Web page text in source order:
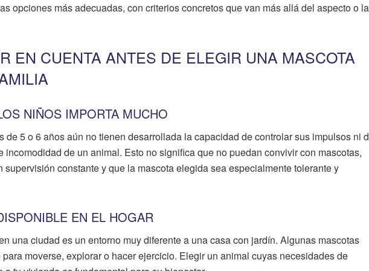
opciones más adecuadas, con criterios concretos que van más allá del aspecto o la
EN CUENTA ANTES DE ELEGIR UNA MASCOTA
NIÑOS IMPORTA MUCHO
de 5 o 6 años aún no tienen desarrollada la capacidad de controlar sus impulsos ni
incomodidad de un animal. Esto no significa que no puedan convivir con mascotas,
supervisión constante y que la mascota elegida sea especialmente tolerante y
EN EL HOGAR
una ciudad es un entorno muy diferente a una casa con jardín. Algunas mascotas
moverse, explorar o hacer ejercicio. Elegir un animal cuyas necesidades de